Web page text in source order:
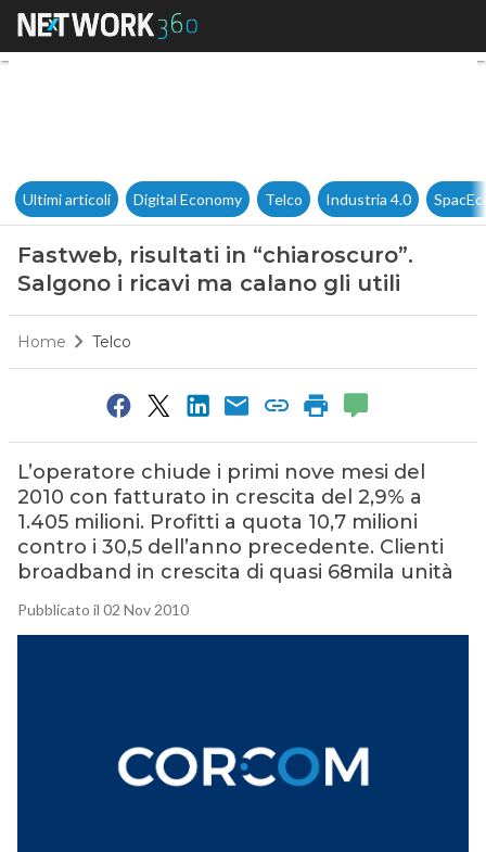
Fastweb, risultati in
Ultimi articoli Digital Economy Telco Industria 4.0
Fastweb, risultati in “chiaroscuro”.
Salgono i ricavi ma calano gli utili
Home Telco
L’operatore chiude i primi nove mesi del
2010 con fatturato in crescita del 2,9% a
1.405 milioni. Profitti a quota 10,7 milioni
contro i 30,5 dell’anno precedente. Clienti
broadband in crescita di quasi 68mila unità
Pubblicato il 02 Nov 2010